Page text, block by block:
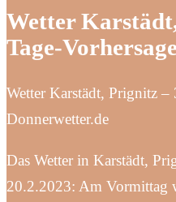
Wetter
Tage-
Wetter Karstädt, Prignitz –
Donnerwetter.de
Das Wetter in Karstädt,
20.2.2023: Am Vormittag